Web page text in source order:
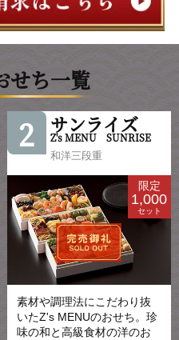
せち一覧
2 サンライズ
Z's MENU SUNRISE
和洋三段重
限定
1,000
セット
素材や調理法にこだわり抜
いたZ's MENUのおせち。珍
味の和と高級食材の洋のお